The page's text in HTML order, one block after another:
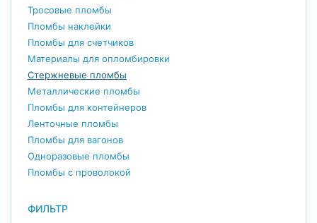
Тросовые пломбы
Пломбы наклейки
Пломбы для счетчиков
Материалы для опломбировки
Стержневые пломбы
Металлические пломбы
Пломбы для контейнеров
Ленточные пломбы
Пломбы для вагонов
Одноразовые пломбы
Пломбы с проволокой
ФИЛЬТР